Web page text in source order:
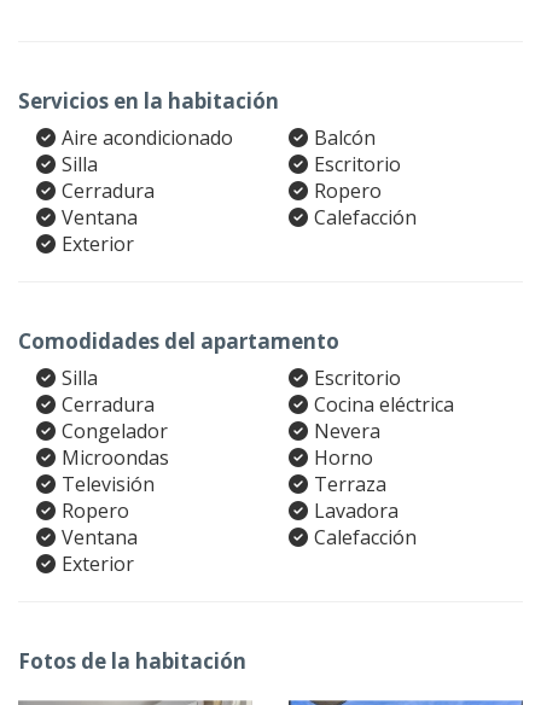
Servicios en la habitación
Aire acondicionado
Balcón
Silla
Escritorio
Cerradura
Ropero
Ventana
Calefacción
Exterior
Comodidades del apartamento
Silla
Escritorio
Cerradura
Cocina eléctrica
Congelador
Nevera
Microondas
Horno
Televisión
Terraza
Ropero
Lavadora
Ventana
Calefacción
Exterior
Fotos de la habitación